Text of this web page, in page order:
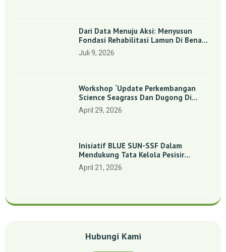
Dari Data Menuju Aksi: Menyusun
Fondasi Rehabilitasi Lamun Di Benan
Dan Sebong Lagoi, Kepulauan Riau
Juli 9, 2026
Workshop ‘Update Perkembangan
Science Seagrass Dan Dugong Di
Indonesia’: Perkuat Dasar Ilmiah Dan
Kolaborasi Konservasi
April 29, 2026
Inisiatif BLUE SUN-SSF Dalam
Mendukung Tata Kelola Pesisir
Melalui Pemetaan Partisipatif Di
Enam Desa Kepulauan Riau
April 21, 2026
Hubungi Kami